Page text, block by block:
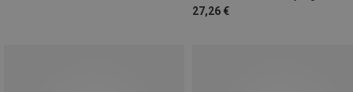
27,26 €